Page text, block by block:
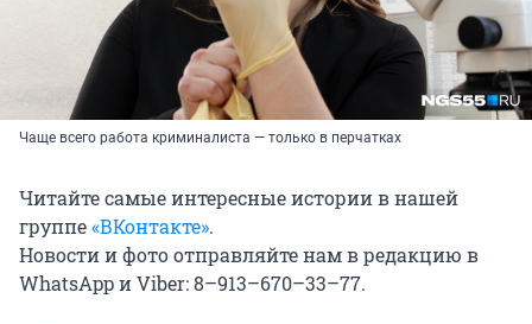
Чаще всего работа криминалиста — только в перчатках
Читайте самые интересные истории в нашей
группе«ВКонтакте».
Новости и фото отправляйте нам в редакцию в
WhatsApp и Viber: 8–913–670–33–77.